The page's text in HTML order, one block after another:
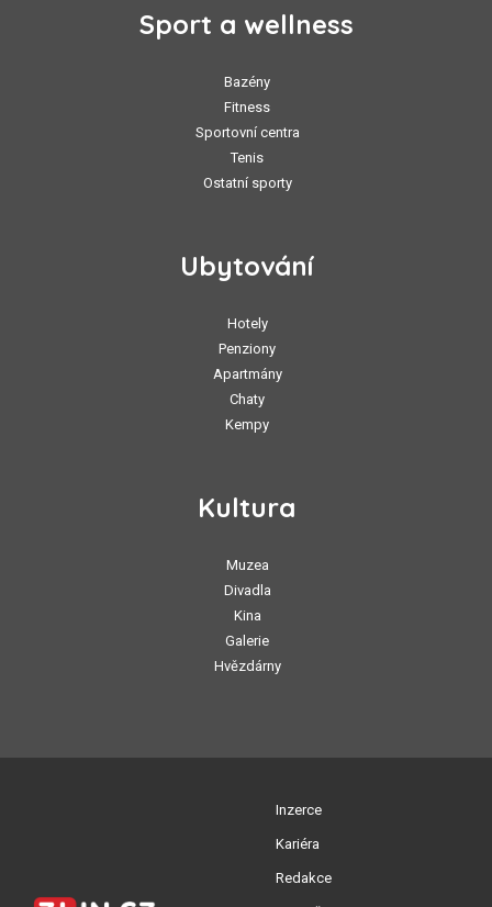
Sport a wellness
Bazény
Fitness
Sportovní centra
Tenis
Ostatní sporty
Ubytování
Hotely
Penziony
Apartmány
Chaty
Kempy
Kultura
Muzea
Divadla
Kina
Galerie
Hvězdárny
Inzerce
Kariéra
Redakce